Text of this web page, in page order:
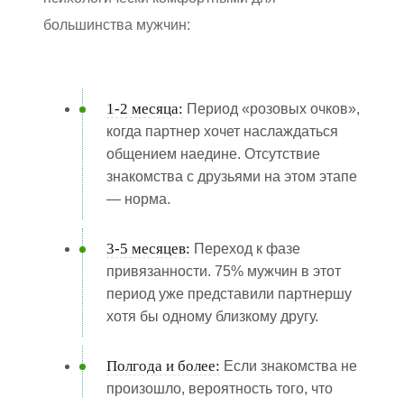
большинства мужчин:
1-2 месяца: Период «розовых очков»,
когда партнер хочет наслаждаться
общением наедине. Отсутствие
знакомства с друзьями на этом этапе
— норма.
3-5 месяцев: Переход к фазе
привязанности. 75% мужчин в этот
период уже представили партнершу
хотя бы одному близкому другу.
Полгода и более: Если знакомства не
произошло, вероятность того, что